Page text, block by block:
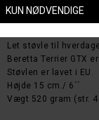
Let støvle til
Beretta Terrier GTX
Støvlen er lavet i EU.
Højde 15 cm./ 6´´
Vægt 520 gram (str.